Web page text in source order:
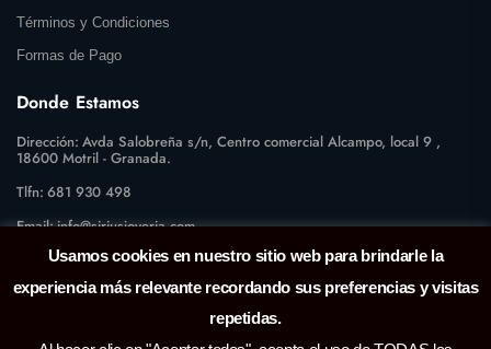
Términos y Condiciones
Formas de Pago
Donde Estamos
Tlfn: 681 930 498
Email:info@siriusjoyeria.com
Dirección: Avda Salobreña s/n, Centro comercial Alcampo, local 9 ,
18600 Motril - Granada.
Usamos cookies en nuestro sitio web para brindarle la
experiencia más relevante recordando sus preferencias y visitas
repetidas.